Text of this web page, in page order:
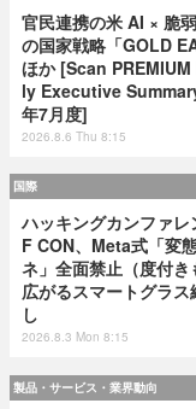
官民連携の米 AI × 脆
の国家戦略「GOLD
ほか [Scan
ly Executive
年7月度]
2026.8.6 Thu 8:15
国際
ハッキングカンファレ
F CON、Meta式「変
ネ」全面禁止（度付き
広がるスマートグラス
し
2026.8.3 Mon 8:15
製品・サービス・業界動向